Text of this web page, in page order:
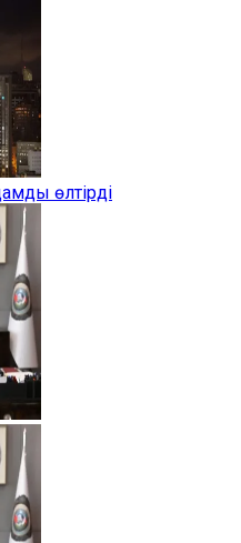
өлтірді